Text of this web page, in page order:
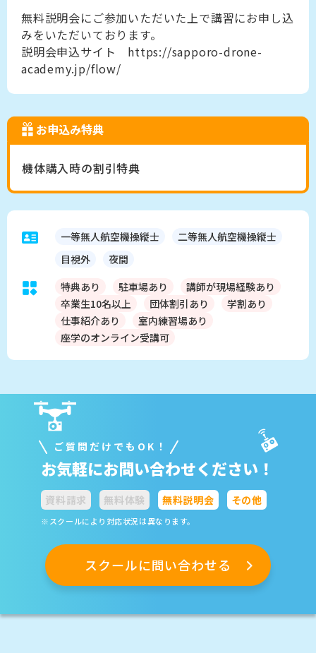
無料説明会にご参加いただいた上で講習にお申し込
みをいただいております。
説明会申込サイト https://sapporo-drone-
academy.jp/flow/
お申込み特典
機体購入時の割引特典
一等無人航空機操縦士
二等無人航空機操縦士
目視外
夜間
特典あり
駐車場あり
講師が現場経験あり
卒業生10名以上
団体割引あり
学割あり
仕事紹介あり
室内練習場あり
座学のオンライン受講可
ご質問だけでもOK！
お気軽にお問い合わせください！
資料請求 無料体験 無料説明会 その他
※スクールにより対応状況は異なります。